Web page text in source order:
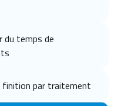
du temps de
finition par traitement